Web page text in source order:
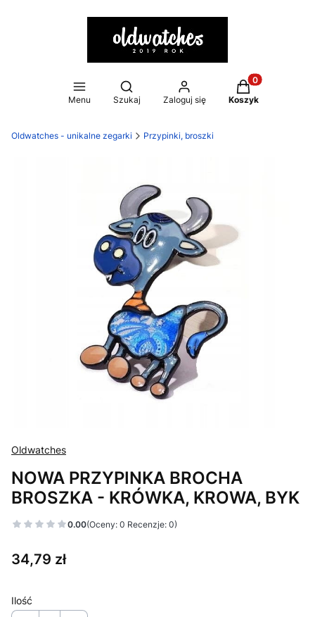
Menu
Otwórz wyszukiwarkę
Szukaj Zaloguj się
Produkty w
Koszyk
Oldwatches - unikalne zegarki Przypinki, broszki
Oldwatches
NOWA PRZYPINKA BROCHA
BROSZKA - KRÓWKA, KROWA, BYK
0.00(Oceny: 0 Recenzje: 0)
Cena
34,79 zł
Ilość